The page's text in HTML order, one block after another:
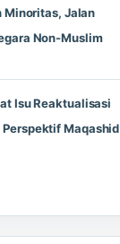
Minoritas, Jalan
Non-Muslim
Isu Reaktualisasi
Maqashid